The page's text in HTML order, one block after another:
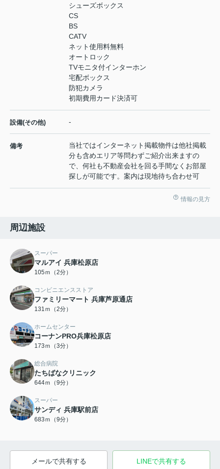
シューズボックス
CS
BS
CATV
ネット使用料無料
オートロック
TVモニタ付インターホン
宅配ボックス
防犯カメラ
初期費用カード決済可
設備(その他) -
備考
当社ではインターネット掲載物件は他社掲載
分も含めエリア等問わずご紹介出来ますの
で、何社も不動産会社を回る手間なくお部屋
探しが可能です。案内は現地待ち合わせ可
情報の見方
周辺施設
スーパー
マルアイ 兵庫松原店
105ｍ（2分）
コンビニエンスストア
ファミリーマート 兵庫芦原通店
131ｍ（2分）
ホームセンター
コーナンPRO兵庫松原店
173ｍ（3分）
総合病院
たちばなクリニック
644ｍ（9分）
スーパー
サンディ 兵庫駅前店
683ｍ（9分）
メールで共有する LINEで共有する